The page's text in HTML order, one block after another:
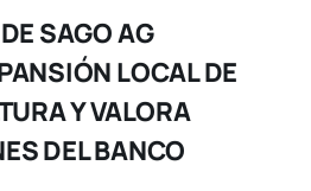
SAGO AG
LOCAL DE
Y VALORA
DEL BANCO